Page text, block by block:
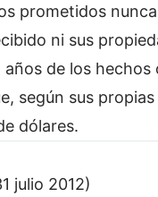
prometidos
ni sus
de los
según sus
dólares.
julio 2012)